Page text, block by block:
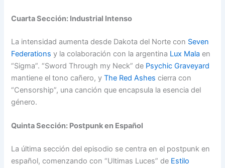
Cuarta Sección: Industrial Intenso
La intensidad aumenta desde Dakota del Norte con Seven
Federations y la colaboración con la argentina Lux Mala en
“Sigma”. “Sword Through my Neck” de Psychic Graveyard
mantiene el tono cañero, yThe Red Ashes cierra con
“Censorship”, una canción que encapsula la esencia del
género.
Quinta Sección: Postpunk en Español
La última sección del episodio se centra en el postpunk en
español, comenzando con “Ultimas Luces” de Estilo